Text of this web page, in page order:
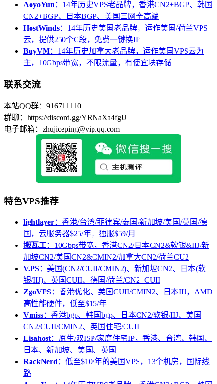
AoyoYun：14年历史VPS老品牌，香港CN2+BGP、韩国
CN2+BGP、日本BGP、美国三网全高端
HostWinds：14年历史美国老品牌，运作美国/荷兰VPS
云，提供250个C段，免费一键换IP
BuyVM：14年历史加拿大老品牌，运作美国VPS云为
主，10Gbps带宽，不限流量，有便宜块存储
联系交流
本站QQ群：916711110
群聊：https://discord.gg/YRNaXa4fgU
电子邮箱：zhujiceping@vip.qq.com
特色VPS推荐
lightlayer：香港/台湾/菲律宾/泰国/新加坡/美国/英国/德
国，云服务器$25/年，独服$59/月
搬瓦工：10Gbps带宽，香港CN2/日本CN2&软银&IIJ/新
加坡CN2/美国CN2&CMIN2/加拿大CN2/荷兰CU2
V.PS：美国(CN2/CUII/CMIN2)、新加坡CN2、日本(软
银/IIJ)、英国CUII、德国/荷兰/CN2+CUII
ZgoVPS：香港优化、美国CUII/CMIN2、日本IIJ，AMD
高性能硬件，低至$15/年
Vmiss：香港bgp、韩国bgp、日本CN2/软银/IIJ、美国
CN2/CUII/CMIN2、英国住宅/CUII
Lisahost：原生/双ISP/家庭住宅IP，香港、台湾、韩国、
日本、新加坡、美国、英国
RackNerd ：低至$10/年的美国VPS，13个机房，国际线
路